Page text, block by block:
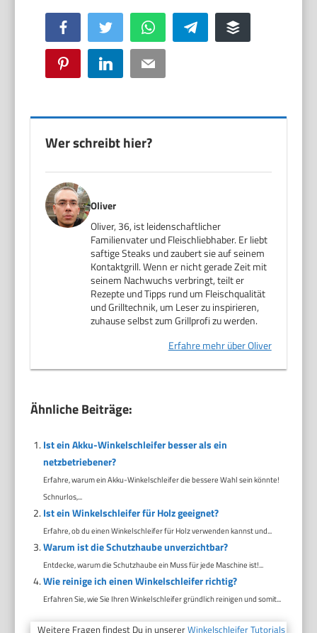
Facebook Twitter WhatsApp Telegram Buffer
Pinterest LinkedIn Email
Wer schreibt hier?
Oliver
Oliver, 36, ist leidenschaftlicher
Familienvater und Fleischliebhaber. Er liebt
saftige Steaks und zaubert sie auf seinem
Kontaktgrill. Wenn er nicht gerade Zeit mit
seinem Nachwuchs verbringt, teilt er
Rezepte und Tipps rund um Fleischqualität
und Grilltechnik, um Leser zu inspirieren,
zuhause selbst zum Grillprofi zu werden.
Erfahre mehr über Oliver
Ähnliche Beiträge:
Ist ein Akku-Winkelschleifer besser als ein
netzbetriebener?
Erfahre, warum ein Akku-Winkelschleifer die bessere Wahl sein könnte!
Schnurlos,...
Ist ein Winkelschleifer für Holz geeignet?
Erfahre, ob du einen Winkelschleifer für Holz verwenden kannst und...
Warum ist die Schutzhaube unverzichtbar?
Entdecke, warum die Schutzhaube ein Muss für jede Maschine ist!...
Wie reinige ich einen Winkelschleifer richtig?
Erfahren Sie, wie Sie Ihren Winkelschleifer gründlich reinigen und somit...
Weitere Fragen findest Du in unsererWinkelschleifer Tutorials